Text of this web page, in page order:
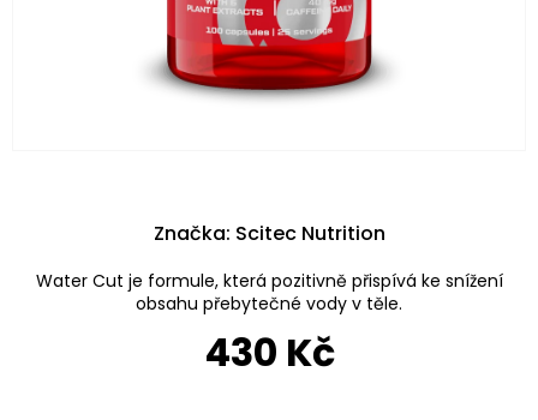
430 Kč
Water Cut je formule, která pozitivně přispívá ke snížení
obsahu přebytečné vody v těle.
Značka: Scitec Nutrition